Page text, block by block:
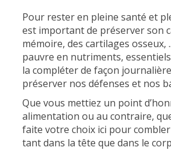
Pour rester en pleine santé et
est important de préserver son
mémoire, des cartilages
pauvre en nutriments,
la compléter de façon
préserver nos défenses et nos
Que vous mettiez un point
alimentation ou au contraire,
faite votre choix ici pour
tant dans la tête que dans le